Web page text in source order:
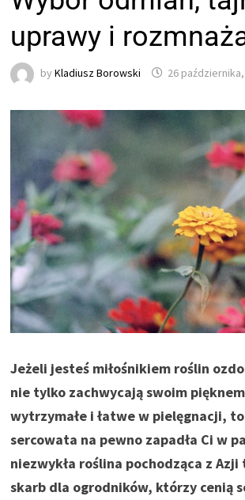
uprawy i
byKladiusz Borowski 26
Jeżeli jesteś miłośnikiem roślin
nie tylko zachwycają swoim
wytrzymałe i łatwe w pielęgnacji,
sercowata na pewno zapadła Ci w
niezwykła roślina pochodząca z
skarb dla ogrodników, którzy cenią